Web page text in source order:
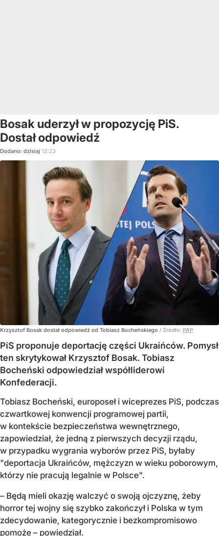
Bosak uderzył w propozycję PiS.
Dostał odpowiedź
Dodano: dzisiaj 12:23
Krzysztof Bosak dostał odpowiedź od Tobiasz Bocheńskiego / Źródło: PAP
PiS proponuje deportację części Ukraińców. Pomysł
ten skrytykował Krzysztof Bosak. Tobiasz
Bocheński odpowiedział współliderowi
Konfederacji.
Tobiasz Bocheński, europoseł i wiceprezes PiS, podczas
czwartkowej konwencji programowej partii,
w kontekście bezpieczeństwa wewnętrznego,
zapowiedział, że jedną z pierwszych decyzji rządu,
w przypadku wygrania wyborów przez PiS, byłaby
"deportacja Ukraińców, mężczyzn w wieku poborowym,
którzy nie pracują legalnie w Polsce".
– Będą mieli okazję walczyć o swoją ojczyznę, żeby
horror tej wojny się szybko zakończył i Polska w tym
zdecydowanie, kategorycznie i bezkompromisowo
pomoże – powiedział.